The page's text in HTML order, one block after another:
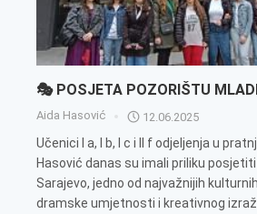
🎭 POSJETA POZORIŠTU
Aida Hasović 12.06.2025
Učenici I a, I b, I c i II f odjeljenja u
Hasović danas su imali priliku
Sarajevo, jedno od najvažnijih
dramske umjetnosti i kreativnog